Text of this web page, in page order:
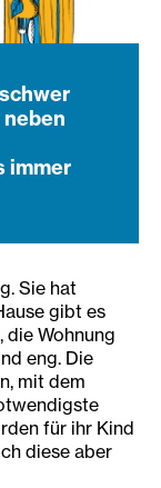
immer
Sie hat
gibt es
die Wohnung
eng. Die
mit dem
für ihr Kind
diese aber